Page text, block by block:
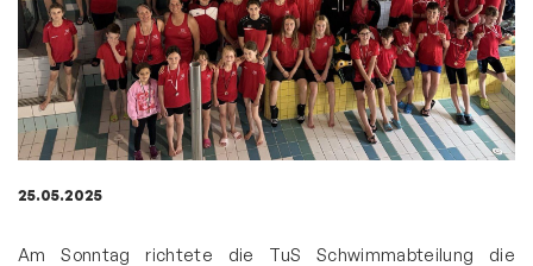
25.05.2025
Am Sonntag richtete die TuS Schwimmabteilung die